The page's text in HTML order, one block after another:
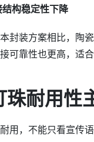
构稳定性下降
封装方案相比，陶
可靠性也更高，适
珠耐用性
用，不能只看宣传